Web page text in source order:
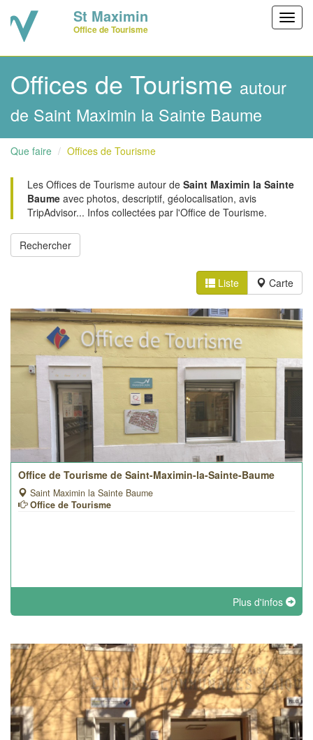
St Maximin
Office de Tourisme
Offices de Tourisme autour
de Saint Maximin la Sainte Baume
Que faire Offices de Tourisme
Les Offices de Tourisme autour de Saint Maximin la Sainte
Baume avec photos, descriptif, géolocalisation, avis
TripAdvisor... Infos collectées par l'Office de Tourisme.
Liste Carte
Office de Tourisme de Saint-Maximin-la-Sainte-Baume
Saint Maximin la Sainte Baume
Office de Tourisme
Plus d'infos